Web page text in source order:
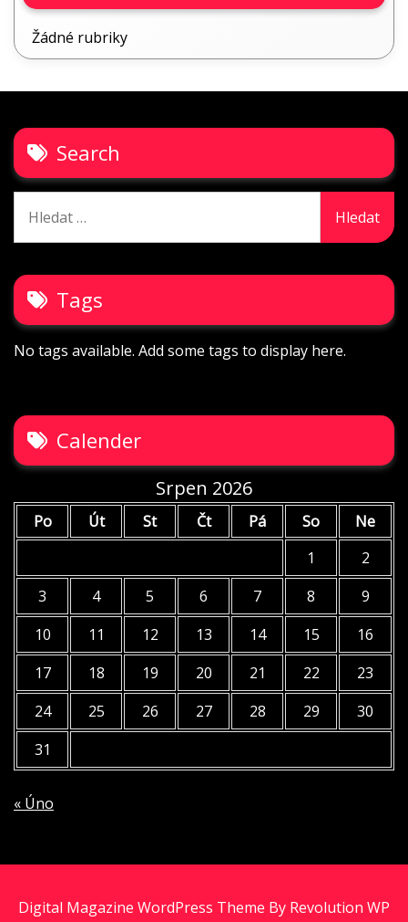
Žádné rubriky
Search
Tags
No tags available. Add some tags to display here.
Calender
Srpen 2026
Po Út St Čt Pá So
Ne
1
2
3
4 5 6 7 8
9
10
11 12 13 14 15
16
17
18 19 20 21 22
23
24
25 26 27 28 29
30
31
« Úno
Digital Magazine WordPress Theme By Revolution WP